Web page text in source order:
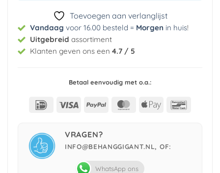
Toevoegen aan verlanglijst
Vandaag voor 16.00 besteld = Morgen in huis!
Uitgebreid assortiment
Klanten geven ons een 4.7 / 5
Betaal eenvoudig met o.a.:
IDeal Visa PayPal MasterCard
Apple
VRAGEN?
INFO@BEHANGGIGANT.NL, OF:
WhatsApp ons